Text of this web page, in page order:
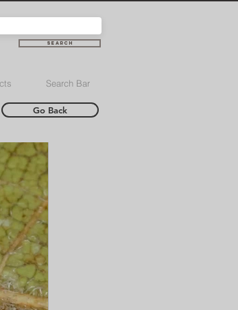
Search
Search Bar
Go Back